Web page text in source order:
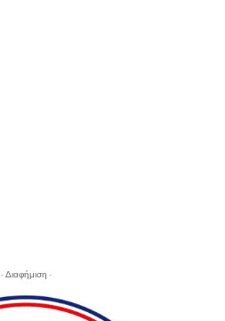
- Διαφήμιση -